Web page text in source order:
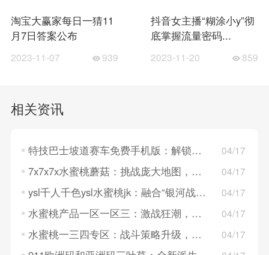
淘宝大赢家每日一猜11
月7日答案公布
2023-11-07 939
抖音女主播“糊涂小y”彻
底掌握流量密码...
2023-11-20 859
相关资讯
特技巴士坡道赛车免费手机版：解锁各种风格的巴士，尽享多样化游戏体验！ 04/17
7x7x7x水蜜桃蘑菇：挑战庞大地图，带你开启全新冒险！ 04/17
ysl千人千色ysl水蜜桃jk：融合“银河战士”与“恶魔城”，挑战地图庞大又丰富！ 04/17
水蜜桃产品一区一区三：激战狂潮，新技能引爆主动战术风暴！ 04/17
水蜜桃一三四专区：战斗策略升级，带你感受主动进攻的刺激快感！ 04/17